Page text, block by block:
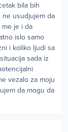
bila bih
ne usudjujem da
me je i da
islo samo
i koliko ljudi sa
sada iz
vezalo za moju
da mogu da